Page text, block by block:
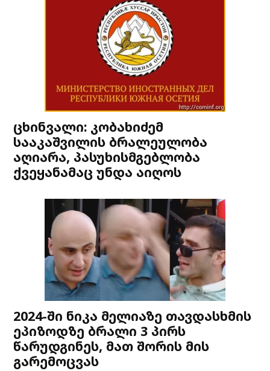
ცხინვალი: კობახიძემ
სააკაშვილის ბრალეულობა
აღიარა, პასუხისმგებლობა
ქვეყანამაც უნდა აიღოს
2024-ში ნიკა მელიაზე თავდასხმის
ეპიზოდზე ბრალი 3 პირს
წარუდგინეს, მათ შორის მის
გარემოცვას